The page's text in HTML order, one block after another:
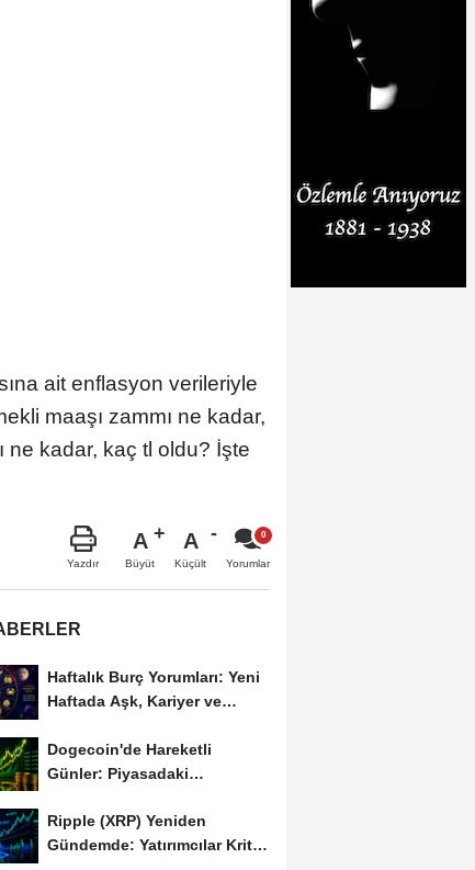
ait enflasyon verileriyle
maaşı zammı ne kadar,
ne kadar, kaç tl oldu? İşte
Yazdır
A
Büyüt
A
Küçült Yorumlar
Haftalık Burç Yorumları: Yeni
Haftada Aşk, Kariyer ve
Dogecoin'de Hareketli
Günler: Piyasadaki
de...
Ripple (XRP) Yeniden
Gündemde: Yatırımcılar Kritik